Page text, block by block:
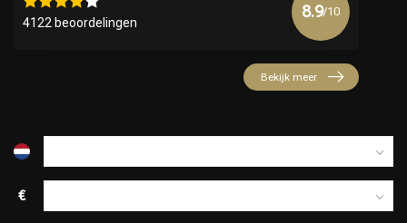
Keuze van onze Kappers
4122 beoordelingen
8.9/10
Bekijk meer
€